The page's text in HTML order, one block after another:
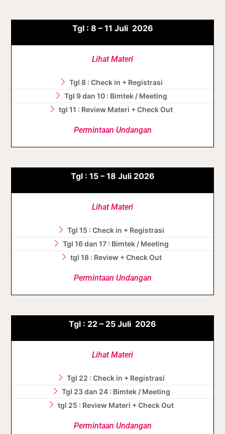
Tgl : 8 – 11 Juli 2026
Lihat Materi
Tgl 8 : Check in + Registrasi
Tgl 9 dan 10 : Bimtek / Meeting
tgl 11 : Review Materi + Check Out
Permintaan Undangan
Tgl : 15 – 18 Juli 2026
Lihat Materi
Tgl 15 : Check in + Registrasi
Tgl 16 dan 17 : Bimtek / Meeting
tgl 18 : Review + Check Out
Permintaan Undangan
Tgl : 22 – 25 Juli 2026
Lihat Materi
Tgl 22 : Check in + Registrasi
Tgl 23 dan 24 : Bimtek / Meeting
tgl 25 : Review Materi + Check Out
Permintaan Undangan